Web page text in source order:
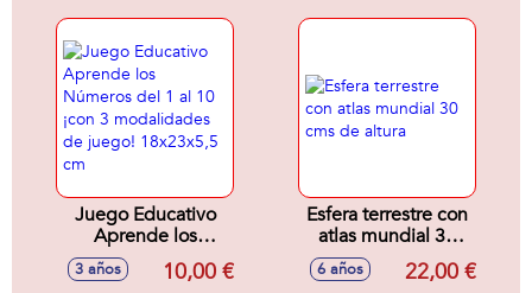
Actividades
Diferentes.
34,4X25,4X4,6Cm
Juego Educativo
Aprende los
Números del 1 al
10 ¡con 3
3 años 10,00 €
Esfera terrestre con
atlas mundial 30
cms de altura
6 años 22,00 €